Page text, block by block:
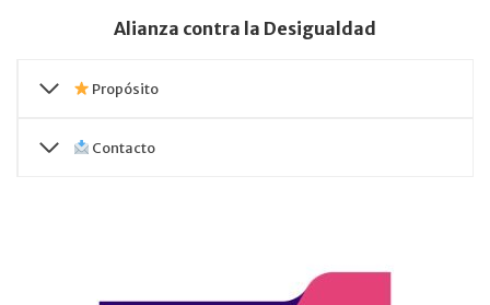
Alianza contra la Desigualdad
Propósito
Contacto